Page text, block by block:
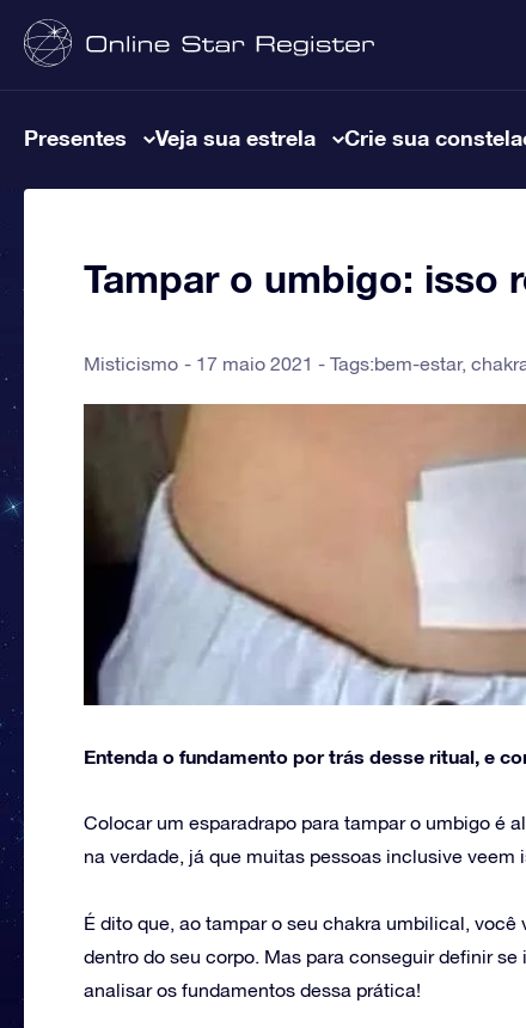
Presentes Veja sua estrela Crie sua
Tampar o umbigo: isso
Misticismo 17 maio 2021 - Tags:bem-estar,
Entenda o fundamento por trás desse ritual, e
Colocar um esparadrapo para tampar o umbigo é
na verdade, já que muitas pessoas inclusive veem
É dito que, ao tampar o seu chakra umbilical,
dentro do seu corpo. Mas para conseguir definir
analisar os fundamentos dessa prática!